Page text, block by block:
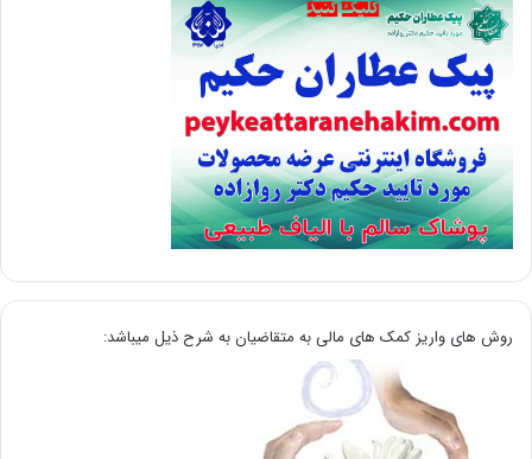
روش های واریز کمک های مالی به متقاضیان به شرح ذیل میباشد: